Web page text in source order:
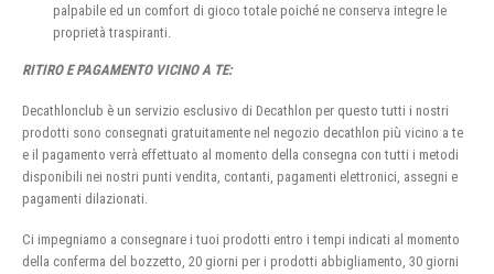
palpabile ed un comfort di gioco totale poiché ne conserva integre le
proprietà traspiranti.
RITIRO E PAGAMENTO VICINO A TE:
Decathlonclub è un servizio esclusivo di Decathlon per questo tutti i nostri
prodotti sono consegnati gratuitamente nel negozio decathlon più vicino a te
e il pagamento verrà effettuato al momento della consegna con tutti i metodi
disponibili nei nostri punti vendita, contanti, pagamenti elettronici, assegni e
pagamenti dilazionati.
Ci impegniamo a consegnare i tuoi prodotti entro i tempi indicati al momento
della conferma del bozzetto, 20 giorni per i prodotti abbigliamento, 30 giorni